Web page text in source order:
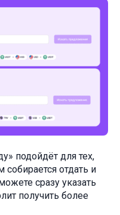
подойдёт для тех,
отдать и
сразу указать
получить более